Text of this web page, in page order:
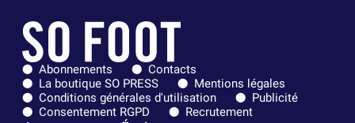
Abonnements
Contacts
La boutique SO PRESS
Mentions légales
Conditions générales d'utilisation
Publicité
Consentement RGPD
Recrutement